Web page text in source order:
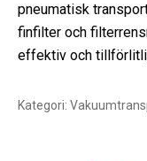
pneumatisk
finfilter och
effektiv och
Kategori: